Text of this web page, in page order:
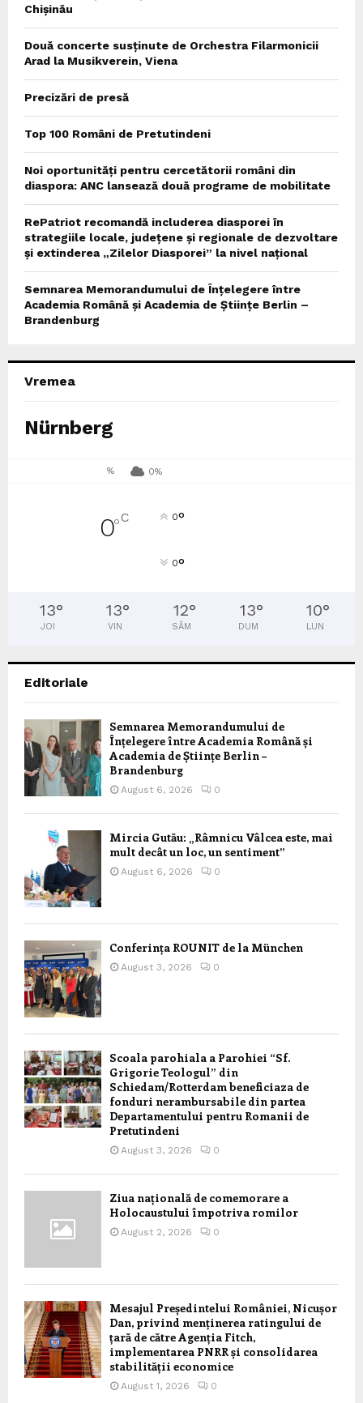
Chișinău
Două concerte susținute de Orchestra Filarmonicii
Arad la Musikverein, Viena
Precizări de presă
Top 100 Români de Pretutindeni
Noi oportunități pentru cercetătorii români din
diaspora: ANC lansează două programe de mobilitate
RePatriot recomandă includerea diasporei în
strategiile locale, județene și regionale de dezvoltare
și extinderea „Zilelor Diasporei” la nivel național
Semnarea Memorandumului de Înțelegere între
Academia Română și Academia de Științe Berlin –
Brandenburg
Vremea
Nürnberg
% 0%
0°C 0°
0°
13°
JOI
13°
VIN
12°
SÂM
13°
DUM
10°
LUN
Editoriale
Semnarea Memorandumului de
Înțelegere între Academia Română și
Academia de Științe Berlin –
Brandenburg
August 6, 2026 0
Mircia Gutău: „Râmnicu Vâlcea este, mai
mult decât un loc, un sentiment”
August 6, 2026 0
Conferința ROUNIT de la München
August 3, 2026 0
Scoala parohiala a Parohiei “Sf.
Grigorie Teologul” din
Schiedam/Rotterdam beneficiaza de
fonduri nerambursabile din partea
Departamentului pentru Romanii de
Pretutindeni
August 3, 2026 0
Ziua națională de comemorare a
Holocaustului împotriva romilor
August 2, 2026 0
Mesajul Președintelui României, Nicușor
Dan, privind menținerea ratingului de
țară de către Agenția Fitch,
implementarea PNRR și consolidarea
stabilității economice
August 1, 2026 0